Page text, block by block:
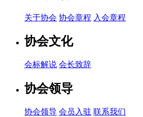
关于协会 协会章程 入会章程
协会文化
会标解说 会长致辞
协会领导
协会领导 会员入驻 联系我们